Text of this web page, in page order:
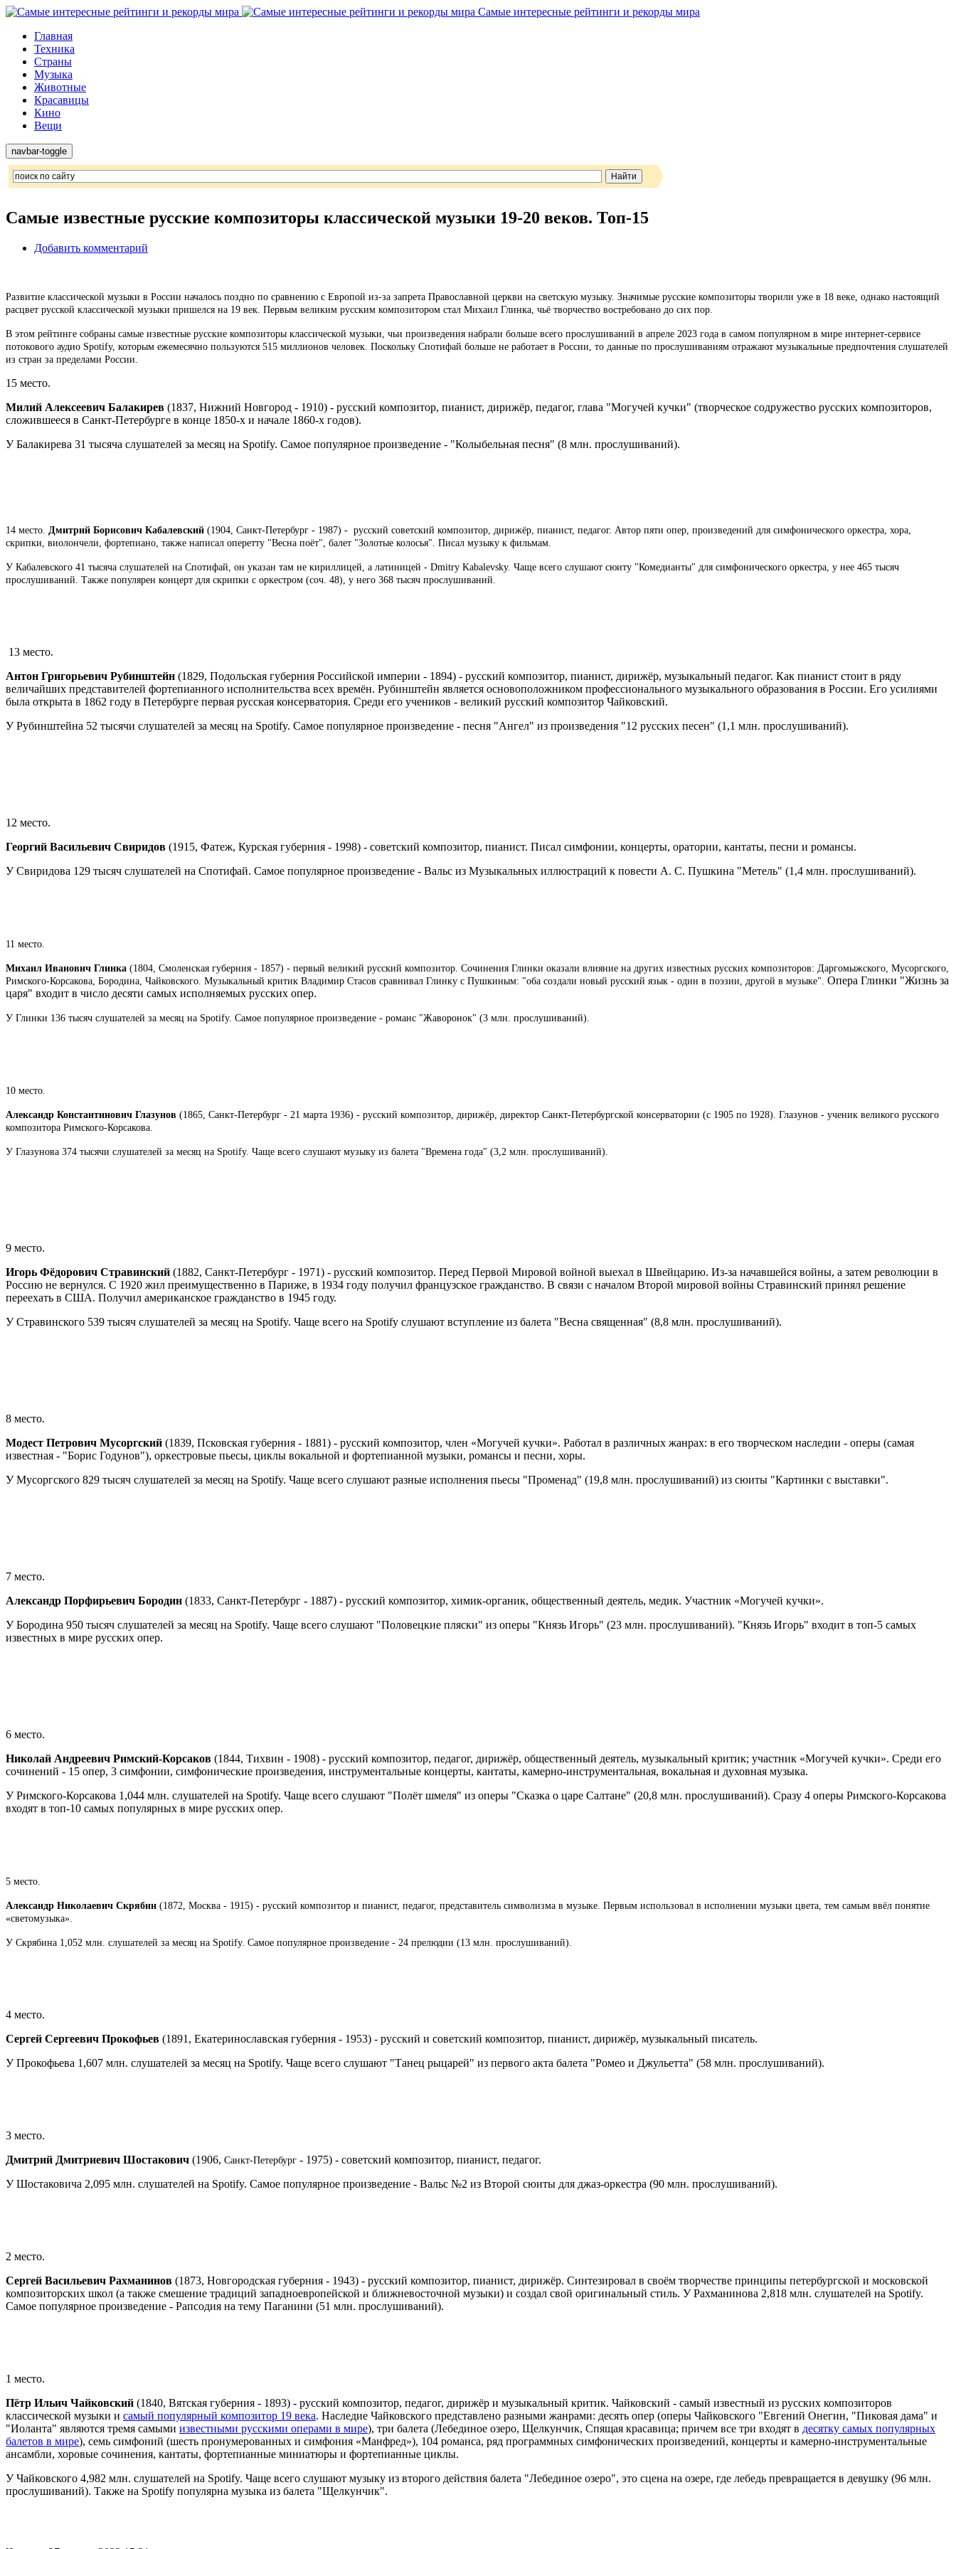
Самые интересные рейтинги и рекорды мира
Главная
Техника
Страны
Музыка
Животные
Красавицы
Кино
Вещи
navbar-toggle
Самые известные русские композиторы классической музыки 19-20 веков. Топ-15
Добавить комментарий
Развитие классической музыки в России началось поздно по сравнению с Европой из-за запрета Православной церкви на светскую музыку. Значимые русские композиторы творили уже в 18 веке, однако настоящий
расцвет русской классической музыки пришелся на 19 век. Первым великим русским композитором стал Михаил Глинка, чьё творчество востребовано до сих пор.
В этом рейтинге собраны самые известные русские композиторы классической музыки, чьи произведения набрали больше всего прослушиваний в апреле 2023 года в самом популярном в мире интернет-сервисе
потокового аудио Spotify, которым ежемесячно пользуются 515 миллионов человек. Поскольку Спотифай больше не работает в России, то данные по прослушиваниям отражают музыкальные предпочтения слушателей
из стран за пределами России.
15 место.
Милий Алексеевич Балакирев (1837, Нижний Новгород - 1910) - русский композитор, пианист, дирижёр, педагог, глава "Могучей кучки" (творческое содружество русских композиторов,
сложившееся в Санкт-Петербурге в конце 1850-х и начале 1860-х годов).
У Балакирева 31 тысяча слушателей за месяц на Spotify. Самое популярное произведение - "Колыбельная песня" (8 млн. прослушиваний).
14 место. Дмитрий Борисович Кабалевский (1904, Санкт-Петербург - 1987) - русский советский композитор, дирижёр, пианист, педагог. Автор пяти опер, произведений для симфонического оркестра, хора,
скрипки, виолончели, фортепиано, также написал оперетту "Весна поёт", балет "Золотые колосья". Писал музыку к фильмам.
У Кабалевского 41 тысяча слушателей на Спотифай, он указан там не кириллицей, а латиницей - Dmitry Kabalevsky. Чаще всего слушают сюиту "Комедианты" для симфонического оркестра, у нее 465 тысяч
прослушиваний. Также популярен концерт для скрипки с оркестром (соч. 48), у него 368 тысяч прослушиваний.
13 место.
Антон Григорьевич Рубинштейн (1829, Подольская губерния Российской империи - 1894) - русский композитор, пианист, дирижёр, музыкальный педагог. Как пианист стоит в ряду
величайших представителей фортепианного исполнительства всех времён. Рубинштейн является основоположником профессионального музыкального образования в России. Его усилиями
была открыта в 1862 году в Петербурге первая русская консерватория. Среди его учеников - великий русский композитор Чайковский.
У Рубинштейна 52 тысячи слушателей за месяц на Spotify. Самое популярное произведение - песня "Ангел" из произведения "12 русских песен" (1,1 млн. прослушиваний).
12 место.
Георгий Васильевич Свиридов (1915, Фатеж, Курская губерния - 1998) - советский композитор, пианист. Писал симфонии, концерты, оратории, кантаты, песни и романсы.
У Свиридова 129 тысяч слушателей на Спотифай. Самое популярное произведение - Вальс из Музыкальных иллюстраций к повести А. С. Пушкина "Метель" (1,4 млн. прослушиваний).
11 место.
Михаил Иванович Глинка (1804, Смоленская губерния - 1857) - первый великий русский композитор. Сочинения Глинки оказали влияние на других известных русских композиторов: Даргомыжского, Мусоргского,
Римского-Корсакова, Бородина, Чайковского. Музыкальный критик Владимир Стасов сравнивал Глинку с Пушкиным: "оба создали новый русский язык - один в поэзии, другой в музыке". Опера Глинки "Жизнь за
царя" входит в число десяти самых исполняемых русских опер.
У Глинки 136 тысяч слушателей за месяц на Spotify. Самое популярное произведение - романс "Жаворонок" (3 млн. прослушиваний).
10 место.
Александр Константинович Глазунов (1865, Санкт-Петербург - 21 марта 1936) - русский композитор, дирижёр, директор Санкт-Петербургской консерватории (с 1905 по 1928). Глазунов - ученик великого русского
композитора Римского-Корсакова.
У Глазунова 374 тысячи слушателей за месяц на Spotify. Чаще всего слушают музыку из балета "Времена года" (3,2 млн. прослушиваний).
9 место.
Игорь Фёдорович Стравинский (1882, Санкт-Петербург - 1971) - русский композитор. Перед Первой Мировой войной выехал в Швейцарию. Из-за начавшейся войны, а затем революции в
Россию не вернулся. С 1920 жил преимущественно в Париже, в 1934 году получил французское гражданство. В связи с началом Второй мировой войны Стравинский принял решение
переехать в США. Получил американское гражданство в 1945 году.
У Стравинского 539 тысяч слушателей за месяц на Spotify. Чаще всего на Spotify слушают вступление из балета "Весна священная" (8,8 млн. прослушиваний).
8 место.
Модест Петрович Мусоргский (1839, Псковская губерния - 1881) - русский композитор, член «Могучей кучки». Работал в различных жанрах: в его творческом наследии - оперы (самая
известная - "Борис Годунов"), оркестровые пьесы, циклы вокальной и фортепианной музыки, романсы и песни, хоры.
У Мусоргского 829 тысяч слушателей за месяц на Spotify. Чаще всего слушают разные исполнения пьесы "Променад" (19,8 млн. прослушиваний) из сюиты "Картинки с выставки".
7 место.
Александр Порфирьевич Бородин (1833, Санкт-Петербург - 1887) - русский композитор, химик-органик, общественный деятель, медик. Участник «Могучей кучки».
У Бородина 950 тысяч слушателей за месяц на Spotify. Чаще всего слушают "Половецкие пляски" из оперы "Князь Игорь" (23 млн. прослушиваний). "Князь Игорь" входит в топ-5 самых
известных в мире русских опер.
6 место.
Николай Андреевич Римский-Корсаков (1844, Тихвин - 1908) - русский композитор, педагог, дирижёр, общественный деятель, музыкальный критик; участник «Могучей кучки». Среди его
сочинений - 15 опер, 3 симфонии, симфонические произведения, инструментальные концерты, кантаты, камерно-инструментальная, вокальная и духовная музыка.
У Римского-Корсакова 1,044 млн. слушателей на Spotify. Чаще всего слушают "Полёт шмеля" из оперы "Сказка о царе Салтане" (20,8 млн. прослушиваний). Сразу 4 оперы Римского-Корсакова
входят в топ-10 самых популярных в мире русских опер.
5 место.
Александр Николаевич Скрябин (1872, Москва - 1915) - русский композитор и пианист, педагог, представитель символизма в музыке. Первым использовал в исполнении музыки цвета, тем самым ввёл понятие
«светомузыка».
У Скрябина 1,052 млн. слушателей за месяц на Spotify. Самое популярное произведение - 24 прелюдии (13 млн. прослушиваний).
4 место.
Сергей Сергеевич Прокофьев (1891, Екатеринославская губерния - 1953) - русский и советский композитор, пианист, дирижёр, музыкальный писатель.
У Прокофьева 1,607 млн. слушателей за месяц на Spotify. Чаще всего слушают "Танец рыцарей" из первого акта балета "Ромео и Джульетта" (58 млн. прослушиваний).
3 место.
Дмитрий Дмитриевич Шостакович (1906, Санкт-Петербург - 1975) - советский композитор, пианист, педагог.
У Шостаковича 2,095 млн. слушателей на Spotify. Самое популярное произведение - Вальс №2 из Второй сюиты для джаз-оркестра (90 млн. прослушиваний).
2 место.
Сергей Васильевич Рахманинов (1873, Новгородская губерния - 1943) - русский композитор, пианист, дирижёр. Синтезировал в своём творчестве принципы петербургской и московской
композиторских школ (а также смешение традиций западноевропейской и ближневосточной музыки) и создал свой оригинальный стиль. У Рахманинова 2,818 млн. слушателей на Spotify.
Самое популярное произведение - Рапсодия на тему Паганини (51 млн. прослушиваний).
1 место.
Пётр Ильич Чайковский (1840, Вятская губерния - 1893) - русский композитор, педагог, дирижёр и музыкальный критик. Чайковский - самый известный из русских композиторов
классической музыки и самый популярный композитор 19 века. Наследие Чайковского представлено разными жанрами: десять опер (оперы Чайковского "Евгений Онегин, "Пиковая дама" и
"Иоланта" являются тремя самыми известными русскими операми в мире), три балета (Лебединое озеро, Щелкунчик, Спящая красавица; причем все три входят в десятку самых популярных
балетов в мире), семь симфоний (шесть пронумерованных и симфония «Манфред»), 104 романса, ряд программных симфонических произведений, концерты и камерно-инструментальные
ансамбли, хоровые сочинения, кантаты, фортепианные миниатюры и фортепианные циклы.
У Чайковского 4,982 млн. слушателей на Spotify. Чаще всего слушают музыку из второго действия балета "Лебединое озеро", это сцена на озере, где лебедь превращается в девушку (96 млн.
прослушиваний). Также на Spotify популярна музыка из балета "Щелкунчик".